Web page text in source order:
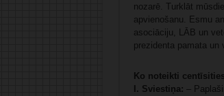
nozarē. Turklāt
apvienošanu. Esmu
asociāciju, LĀB un
prezidenta pamata un
Ko noteikti
I. Sviestiņa: –